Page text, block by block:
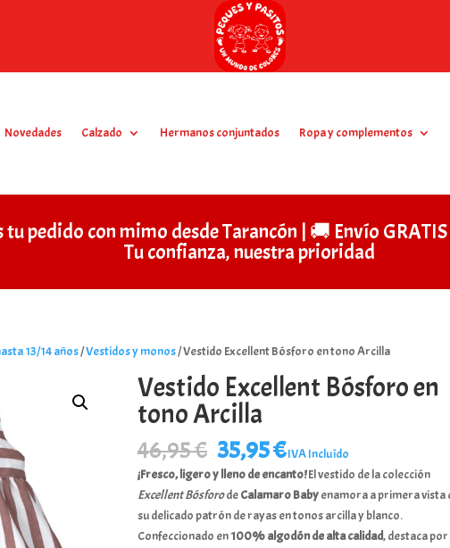
Novedades Calzado Hermanos conjuntados Ropa y complementos
pedido con mimo desde Tarancón | 🚚 Envío GRATIS
Tu confianza, nuestra prioridad
13/14 años/Vestidos y monos/ Vestido Excellent Bósforo en tono Arcilla
Vestido Excellent Bósforo en
tono Arcilla
46,95€ El
precio
original
era:
46,95 €.
35,95€El
precio
actual
es:
35,95 €.
IVA Incluído
¡Fresco, ligero y lleno de encanto!El vestido de la colección
Excellent BósforodeCalamaro Babyenamora a primera vista
su delicado patrón de rayas en tonos arcilla y blanco.
Confeccionado en100% algodón de alta calidad, destaca por